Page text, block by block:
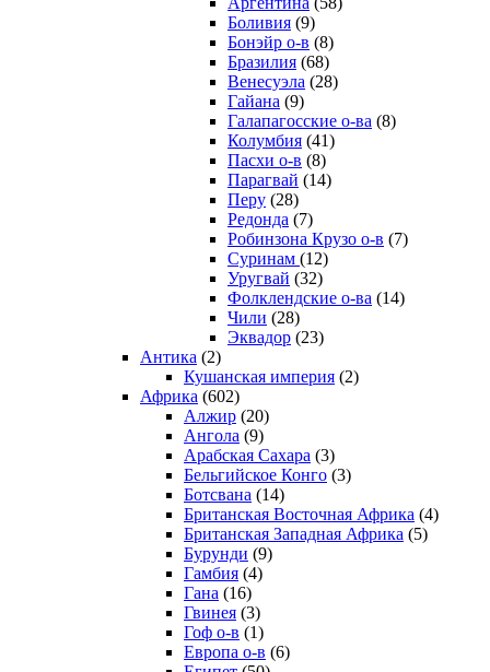
Боливия (9)
Бонэйр о-в (8)
Бразилия (68)
Венесуэла (28)
Гайана (9)
Галапагосские о-ва (8)
Колумбия (41)
Пасхи о-в (8)
Парагвай (14)
Перу (28)
Редонда (7)
Робинзона Крузо о-в (7)
Суринам (12)
Уругвай (32)
Фолклендские о-ва (14)
Чили (28)
Эквадор (23)
Антика (2)
Кушанская империя (2)
Африка (602)
Алжир (20)
Ангола (9)
Арабская Сахара (3)
Бельгийское Конго (3)
Ботсвана (14)
Британская Восточная Африка (4)
Британская Западная Африка (5)
Бурунди (9)
Гамбия (4)
Гана (16)
Гвинея (3)
Гоф о-в (1)
Европа о-в (6)